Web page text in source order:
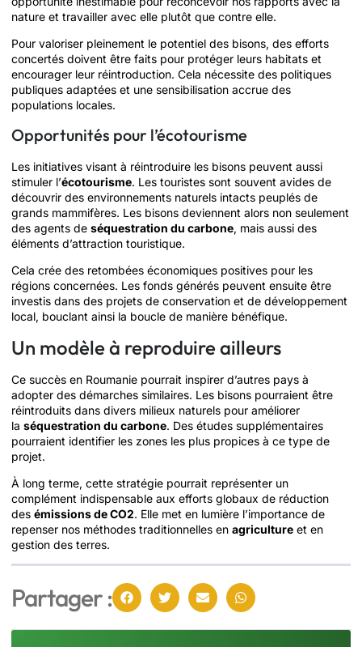
nature et travailler avec elle plutôt que contre elle.
Pour valoriser pleinement le potentiel des bisons, des efforts
concertés doivent être faits pour protéger leurs habitats et
encourager leur réintroduction. Cela nécessite des politiques
publiques adaptées et une sensibilisation accrue des
populations locales.
Opportunités pour l’écotourisme
Les initiatives visant à réintroduire les bisons peuvent aussi
stimuler l’écotourisme. Les touristes sont souvent avides de
découvrir des environnements naturels intacts peuplés de
grands mammifères. Les bisons deviennent alors non seulement
des agents de séquestration du carbone, mais aussi des
éléments d’attraction touristique.
Cela crée des retombées économiques positives pour les
régions concernées. Les fonds générés peuvent ensuite être
investis dans des projets de conservation et de développement
local, bouclant ainsi la boucle de manière bénéfique.
Un modèle à reproduire ailleurs
Ce succès en Roumanie pourrait inspirer d’autres pays à
adopter des démarches similaires. Les bisons pourraient être
réintroduits dans divers milieux naturels pour améliorer
la séquestration du carbone. Des études supplémentaires
pourraient identifier les zones les plus propices à ce type de
projet.
À long terme, cette stratégie pourrait représenter un
complément indispensable aux efforts globaux de réduction
des émissions de CO2. Elle met en lumière l’importance de
repenser nos méthodes traditionnelles en agriculture et en
gestion des terres.
Partager :